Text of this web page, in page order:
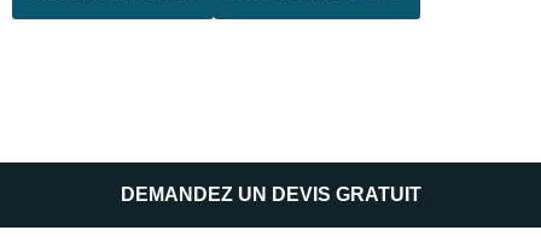
DEMANDEZ UN DEVIS GRATUIT